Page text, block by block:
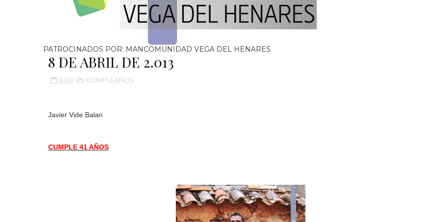
PATROCINADOS POR: MANCOMUNIDAD VEGA DEL HENARES
8 DE ABRIL DE 2.013
0:00 CUMPLEAÑOS
Javier Vide Balan
CUMPLE 41 AÑOS